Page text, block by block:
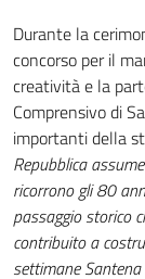
Durante la
concorso per il
creatività e la
Comprensivo di
importanti della
Repubblica
ricorrono gli 80
passaggio storico
contribuito a
settimane